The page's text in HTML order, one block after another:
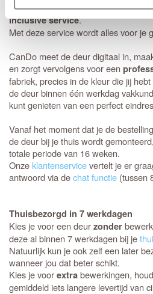
Berlijn HR+ deur te bestellen in
inclusive service.
Met deze service wordt alles voor je
CanDo meet de deur digitaal in,
en zorgt vervolgens voor een
fabriek, precies in de kleur die jij
de deur binnen één werkdag
kunt genieten van een perfect
Vanaf het moment dat je de
de deur bij je thuis wordt
totale periode van 16 weken.
Onzeklantenservicevertelt je er
antwoord via dechat functie (tussen
Thuisbezorgd in 7 werkdagen
Kies je voor een deurzonder
deze al binnen 7 werkdagen bij je
Natuurlijk kun je ook zelf een later
wanneer jou dat beter schikt.
Kies je voorextrabewerkingen,
gemiddeld iets langere levertijd van